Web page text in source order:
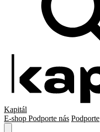
Kapitál
E-shop Podporte nás Podporte